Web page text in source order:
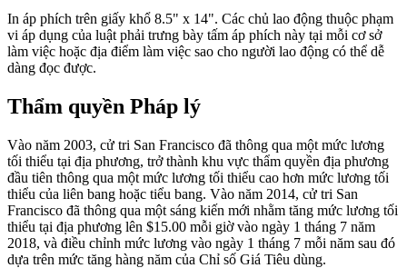
In áp phích trên giấy khổ 8.5" x 14". Các chủ lao động thuộc phạm
vi áp dụng của luật phải trưng bày tấm áp phích này tại mỗi cơ sở
làm việc hoặc địa điểm làm việc sao cho người lao động có thể dễ
dàng đọc được.
Thẩm quyền Pháp lý
Vào năm 2003, cử tri San Francisco đã thông qua một mức lương
tối thiểu tại địa phương, trở thành khu vực thẩm quyền địa phương
đầu tiên thông qua một mức lương tối thiểu cao hơn mức lương tối
thiểu của liên bang hoặc tiểu bang. Vào năm 2014, cử tri San
Francisco đã thông qua một sáng kiến mới nhằm tăng mức lương tối
thiểu tại địa phương lên $15.00 mỗi giờ vào ngày 1 tháng 7 năm
2018, và điều chỉnh mức lương vào ngày 1 tháng 7 mỗi năm sau đó
dựa trên mức tăng hàng năm của Chỉ số Giá Tiêu dùng.